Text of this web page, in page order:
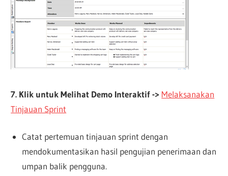
7. Klik untuk Melihat Demo Interaktif -> Melaksanakan
Tinjauan Sprint
Catat pertemuan tinjauan sprint dengan
mendokumentasikan hasil pengujian penerimaan dan
umpan balik pengguna.